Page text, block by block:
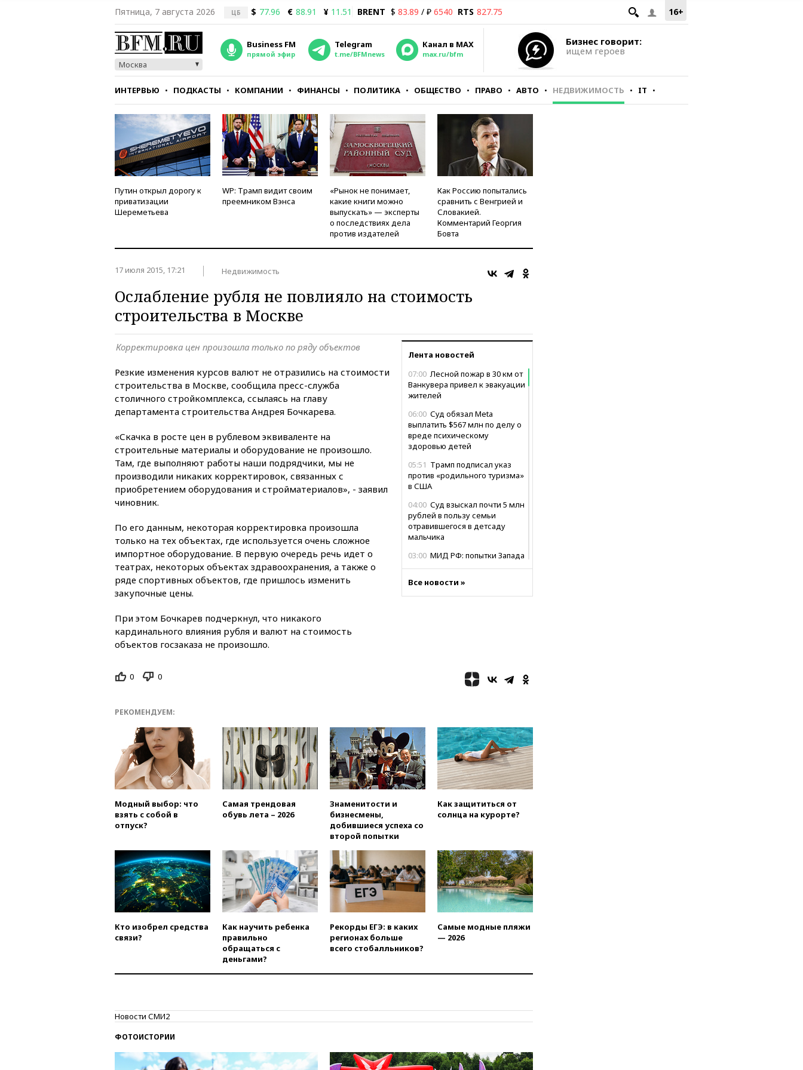
16+
Пятница, 7 августа 2026 ЦБ $ 77.96 € 88.91 ¥ 11.51 BRENT $ 83.89 / ₽ 6540 RTS 827.75
Москва
Business FM
прямой эфир
Telegram
t.me/BFMnews
Канал в MAX
max.ru/bfm
Бизнес говорит:
ищем героев
ИНТЕРВЬЮ ПОДКАСТЫ КОМПАНИИ ФИНАНСЫ ПОЛИТИКА ОБЩЕСТВО ПРАВО АВТО НЕДВИЖИМОСТЬ IT
СТИЛЬ ТЕСТЫ
Путин открыл дорогу к
приватизации
Шереметьева
WP: Трамп видит своим
преемником Вэнса
«Рынок не понимает,
какие книги можно
выпускать» — эксперты
о последствиях дела
против издателей
Как Россию попытались
сравнить с Венгрией и
Словакией.
Комментарий Георгия
Бовта
17 июля 2015, 17:21 Недвижимость
Ослабление рубля не повлияло на стоимость
строительства в Москве
Лента новостей
07:00 Лесной пожар в 30 км от
Ванкувера привел к эвакуации
жителей
06:00 Суд обязал Meta
выплатить $567 млн по делу о
вреде психическому
здоровью детей
05:51 Трамп подписал указ
против «родильного туризма»
в США
04:00 Суд взыскал почти 5 млн
рублей в пользу семьи
отравившегося в детсаду
мальчика
03:00 МИД РФ: попытки Запада
02:00Ни один водоем Англии
Трамп заявил о
необходимости пополнения
признать «Яблоко»
нежелательной организацией
вчера, 23:15В Смоленске
ребенок и женщина погибли
при падении деревьев во
время урагана
вчера, 22:55 В Москве в
пятницу ожидаются ливни
до 2032 года
вчера, 22:28Отказаться от
российского гражданства
станет значительно дороже
вчера, 22:20Путин назвал 76-ю
гвардейскую десантно-
штурмовую дивизию
легендарной
доклад о ситуации на
вчера, 21:35«Аэрофлот»
отменяет часть рейсов в Сочи
Все новости »
Корректировка цен произошла только по ряду объектов
Резкие изменения курсов валют не отразились на стоимости
строительства в Москве, сообщила пресс-служба
столичного стройкомплекса, ссылаясь на главу
департамента строительства Андрея Бочкарева.
«Скачка в росте цен в рублевом эквиваленте на
строительные материалы и оборудование не произошло.
Там, где выполняют работы наши подрядчики, мы не
производили никаких корректировок, связанных с
приобретением оборудования и стройматериалов», - заявил
чиновник.
По его данным, некоторая корректировка произошла
только на тех объектах, где используется очень сложное
импортное оборудование. В первую очередь речь идет о
театрах, некоторых объектах здравоохранения, а также о
ряде спортивных объектов, где пришлось изменить
закупочные цены.
При этом Бочкарев подчеркнул, что никакого
кардинального влияния рубля и валют на стоимость
объектов госзаказа не произошло.
0 0
РЕКОМЕНДУЕМ:
Модный выбор: что
взять с собой в
отпуск?
Самая трендовая
обувь лета – 2026
Знаменитости и
бизнесмены,
добившиеся успеха со
второй попытки
Как защититься от
солнца на курорте?
Кто изобрел средства
связи?
Как научить ребенка
правильно
обращаться с
деньгами?
Рекорды ЕГЭ: в каких
регионах больше
всего стобалльников?
Самые модные пляжи
— 2026
Новости СМИ2
ФОТОИСТОРИИ